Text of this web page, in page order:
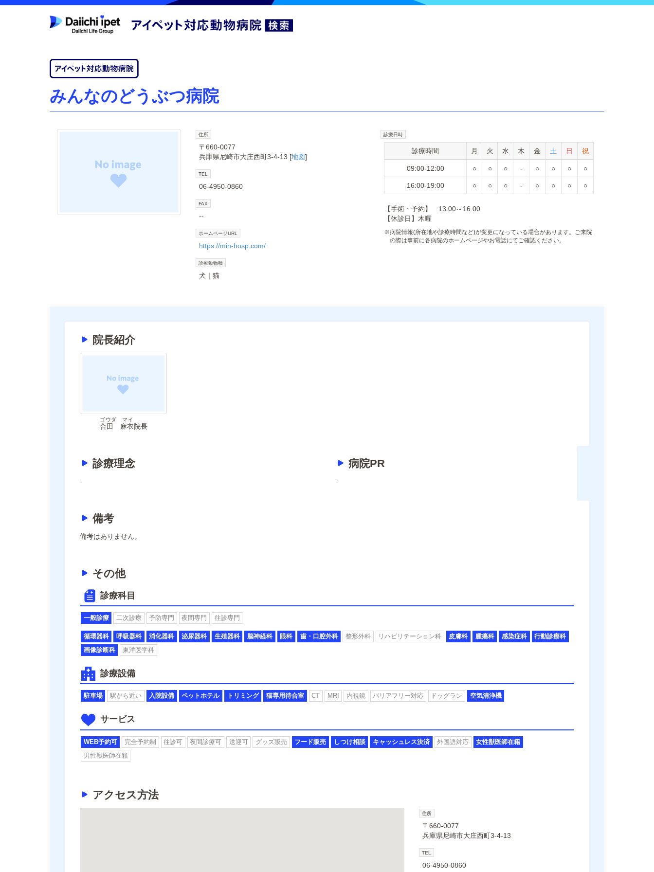
みんなのどうぶつ病院
住所
〒660-0077
兵庫県尼崎市大庄西町3-4-13 [地図]
TEL
06-4950-0860
FAX
--
ホームページURL
https://min-hosp.com/
診療動物種
犬 猫
診療日時
診療時間 月 火 水 木 金 土 日 祝
09:00-12:00 ○ ○ ○ - ○ ○ ○ ○
16:00-19:00 ○ ○ ○ - ○ ○ ○ ○
【手術・予約】 13:00～16:00
【休診日】木曜
※病院情報(所在地や診療時間など)が変更になっている場合があります。ご来院
の際は事前に各病院のホームページやお電話にてご確認ください。
院長紹介
合田 麻衣
ゴウダ マイ
院長
診療理念
-
病院PR
-
備考
備考はありません。
その他
診療科目
一般診療 二次診療 予防専門 夜間専門 往診専門
循環器科 呼吸器科 消化器科 泌尿器科 生殖器科 脳神経科 眼科 歯・口腔外科 整形外科 リハビリテーション科 皮膚科 腫瘍科 感染症科
行動診療科
画像診断科
東洋医学科
診療設備
駐車場 駅から近い 入院設備 ペットホテル トリミング 猫専用待合室 CT MRI 内視鏡 バリアフリー対応 ドッグラン 空気清浄機
サービス
WEB予約可 完全予約制 往診可 夜間診療可 送迎可 グッズ販売 フード販売 しつけ相談 キャッシュレス決済 外国語対応
女性獣医師在籍
男性獣医師在籍
アクセス方法
住所
〒660-0077
兵庫県尼崎市大庄西町3-4-13
TEL
06-4950-0860